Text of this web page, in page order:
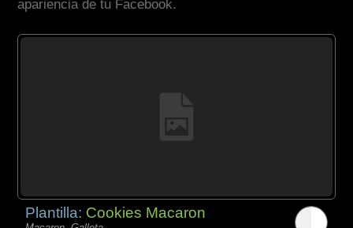
apariencia de tu Facebook.
Plantilla: Cookies Macaron